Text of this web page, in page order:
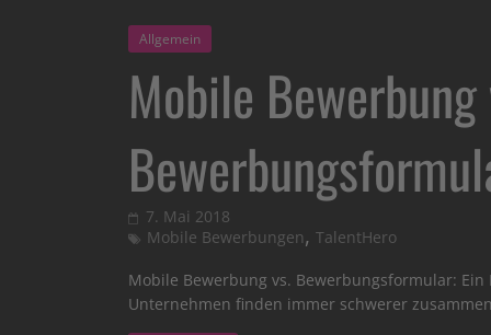
Allgemein
Mobile
7. Mai 2018
Mobile Bewerbungen, TalentHero
Mobile Bewerbung vs. Bewerbungsformular:
Unternehmen finden immer schwerer